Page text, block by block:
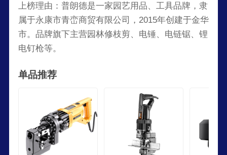
上榜理由：普朗德是一家园艺用品、工具品牌，隶
属于永康市青峦商贸有限公司，2015年创建于金华
市。品牌旗下主营园林修枝剪、电锤、电链锯、锂
电钉枪等。
单品推荐